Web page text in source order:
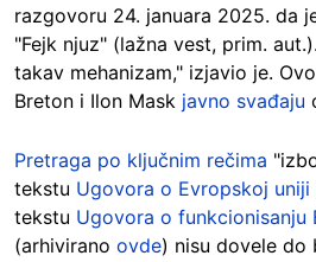
razgovoru 24. januara 2025. da
"Fejk njuz" (lažna vest, prim.
takav mehanizam," izjavio je.
Breton i Ilon Mask javno svađaju
Pretraga po ključnim rečima
tekstu Ugovora o Evropskoj uniji
tekstu Ugovora o funkcionisanju
(arhivirano ovde) nisu dovele do